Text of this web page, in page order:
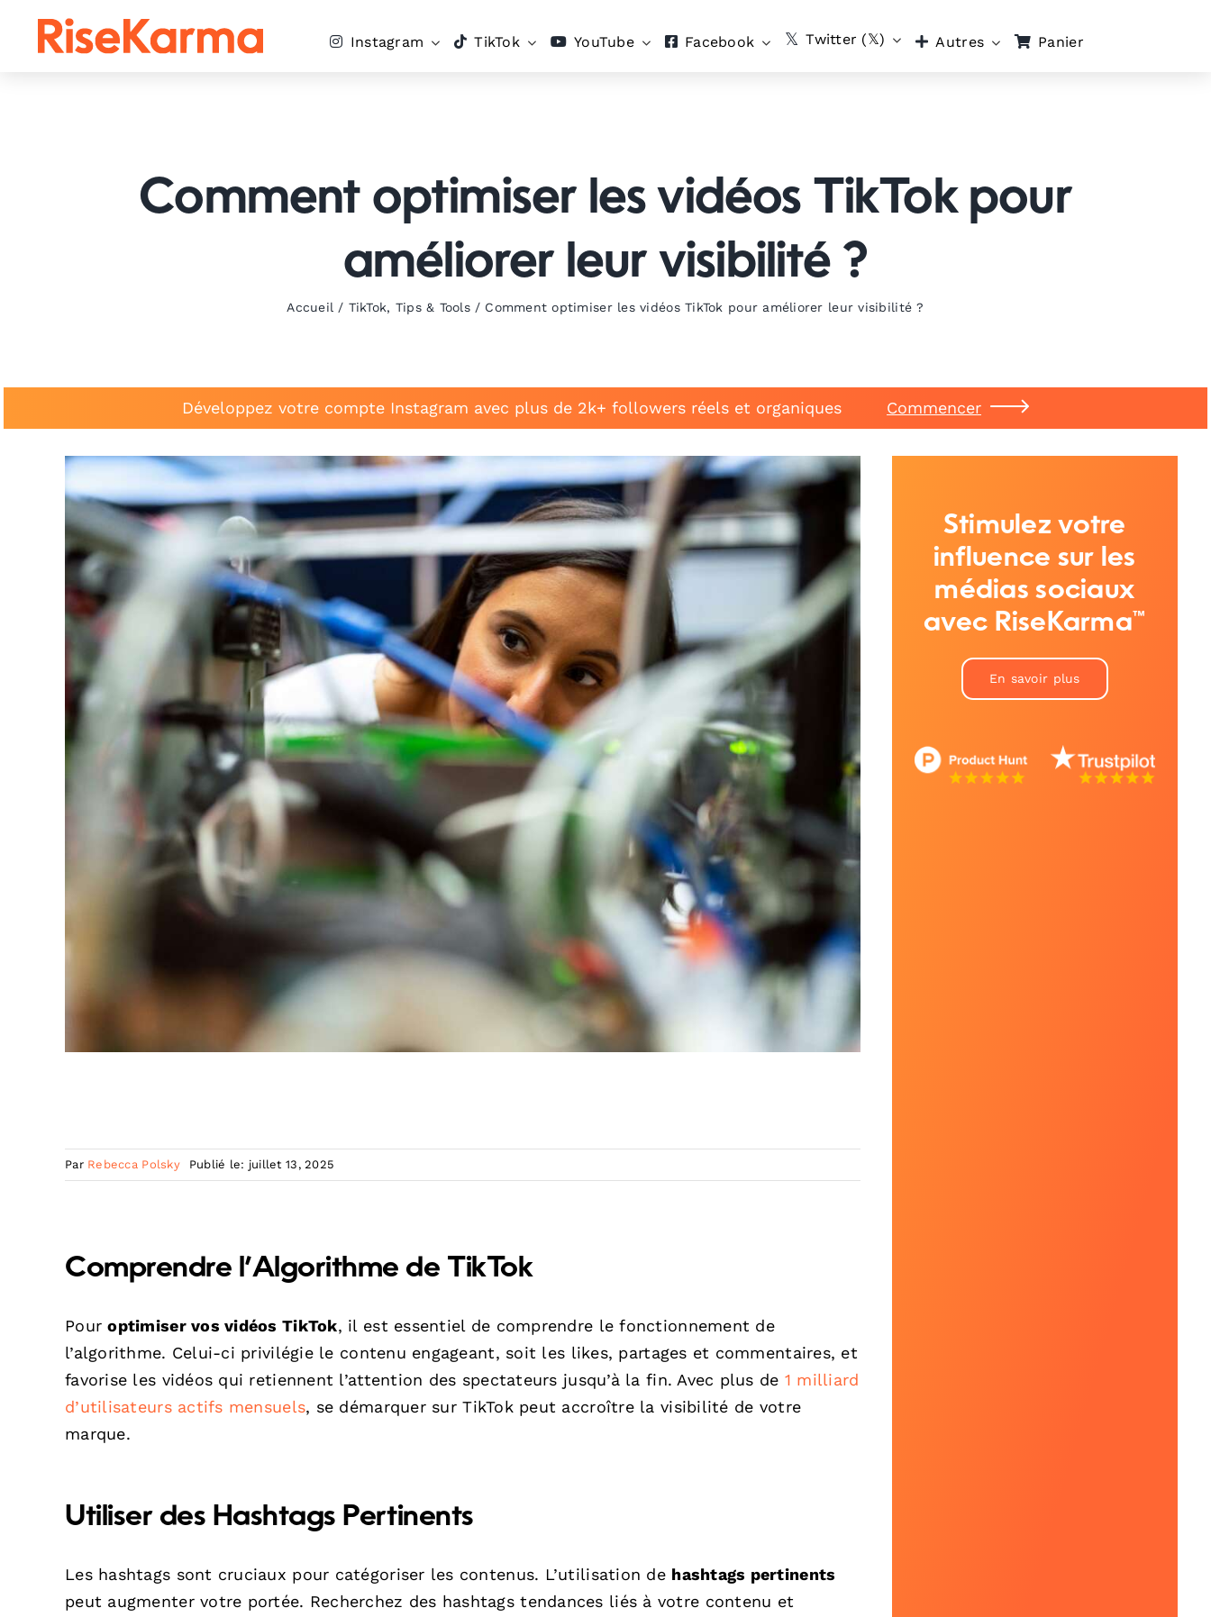
Instagram TikTok YouTube Facebook Twitter (𝕏) Autres Panier
Comment optimiser les vidéos TikTok pour
améliorer leur visibilité ?
Accueil / TikTok, Tips & Tools / Comment optimiser les vidéos TikTok pour améliorer leur visibilité ?
Développez votre compte Instagram avec plus de 2k+ followers réels et organiques Commencer
Par Rebecca Polsky Publié le: juillet 13, 2025
Comprendre l’Algorithme de TikTok
Pouroptimiser vos vidéos TikTok, il est essentiel de comprendre le fonctionnement de
l’algorithme. Celui-ci privilégie le contenu engageant, soit les likes, partages et commentaires, et
favorise les vidéos qui retiennent l’attention des spectateurs jusqu’à la fin. Avec plus de 1 milliard
d’utilisateurs actifs mensuels, se démarquer sur TikTok peut accroître la visibilité de votre
marque.
Utiliser des Hashtags Pertinents
Les hashtags sont cruciaux pour catégoriser les contenus. L’utilisation de hashtags pertinents
peut augmenter votre portée. Recherchez des hashtags tendances liés à votre contenu et
Stimulez votre
influence sur les
médias sociaux
avec RiseKarma™
En savoir plus